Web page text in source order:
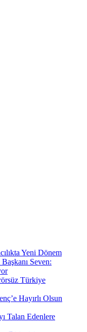
Yeni Dönem
Seven:
Türkiye
Hayırlı Olsun
Talan Edenlere